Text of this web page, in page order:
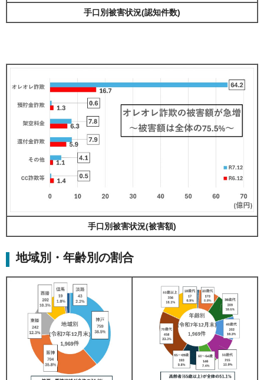
手口別被害状況(認知件数)
手口別被害状況(被害額)
地域別・年齢別の割合